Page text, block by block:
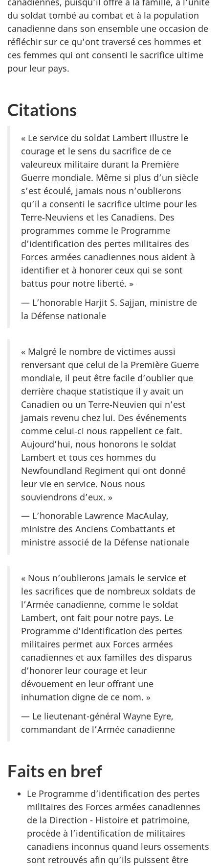
du soldat tombé au combat et à la population
canadienne dans son ensemble une occasion de
réfléchir sur ce qu’ont traversé ces hommes et
ces femmes qui ont consenti le sacrifice ultime
pour leur pays.
Citations
« Le service du soldat Lambert illustre le
courage et le sens du sacrifice de ce
valeureux militaire durant la Première
Guerre mondiale. Même si plus d’un siècle
s’est écoulé, jamais nous n’oublierons
qu’il a consenti le sacrifice ultime pour les
Terre‑Neuviens et les Canadiens. Des
programmes comme le Programme
d’identification des pertes militaires des
Forces armées canadiennes nous aident à
identifier et à honorer ceux qui se sont
battus pour notre liberté. »
— L’honorable Harjit S. Sajjan, ministre de
la Défense nationale
« Malgré le nombre de victimes aussi
renversant que celui de la Première Guerre
mondiale, il peut être facile d’oublier que
derrière chaque statistique il y avait un
Canadien ou un Terre‑Neuvien qui n’est
jamais revenu chez lui. Des événements
comme celui‑ci nous rappellent ce fait.
Aujourd’hui, nous honorons le soldat
Lambert et tous ces hommes du
Newfoundland Regiment qui ont donné
leur vie en service. Nous nous
souviendrons d’eux. »
— L’honorable Lawrence MacAulay,
ministre des Anciens Combattants et
ministre associé de la Défense nationale
« Nous n’oublierons jamais le service et
les sacrifices que de nombreux soldats de
l’Armée canadienne, comme le soldat
Lambert, ont fait pour notre pays. Le
Programme d’identification des pertes
militaires permet aux Forces armées
canadiennes et aux familles des disparus
d’honorer leur courage et leur
dévouement en leur offrant une
inhumation digne de ce nom. »
— Le lieutenant-général Wayne Eyre,
commandant de l’Armée canadienne
Faits en bref
Le Programme d’identification des pertes
militaires des Forces armées canadiennes
de la Direction - Histoire et patrimoine,
procède à l’identification de militaires
canadiens inconnus quand leurs ossements
sont retrouvés afin qu’ils puissent être